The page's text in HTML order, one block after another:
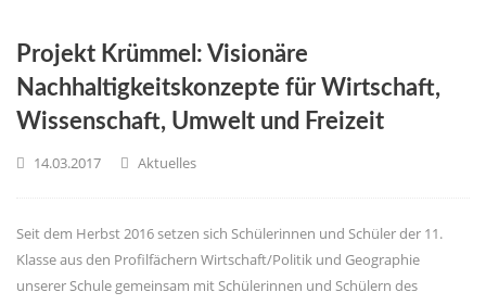
Projekt Krümmel: Visionäre
Nachhaltigkeitskonzepte für Wirtschaft,
Wissenschaft, Umwelt und Freizeit
14.03.2017 Aktuelles
Seit dem Herbst 2016 setzen sich Schülerinnen und Schüler der 11.
Klasse aus den Profilfächern Wirtschaft/Politik und Geographie
unserer Schule gemeinsam mit Schülerinnen und Schülern des